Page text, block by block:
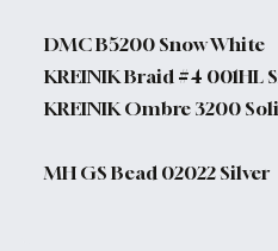
DMC B5200 Snow White
KREINIK Braid #4 001HL
KREINIK Ombre 3200
MH GS Bead 02022 Silver